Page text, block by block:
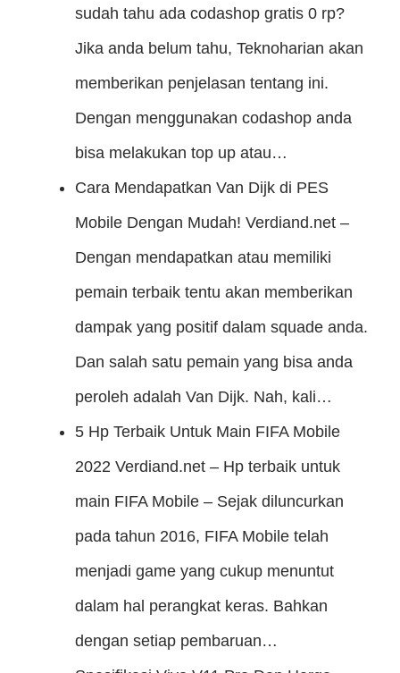
sudah tahu ada codashop gratis 0 rp?
Jika anda belum tahu, Teknoharian akan
memberikan penjelasan tentang ini.
Dengan menggunakan codashop anda
bisa melakukan top up atau…
Cara Mendapatkan Van Dijk di PES
Mobile Dengan Mudah! Verdiand.net –
Dengan mendapatkan atau memiliki
pemain terbaik tentu akan memberikan
dampak yang positif dalam squade anda.
Dan salah satu pemain yang bisa anda
peroleh adalah Van Dijk. Nah, kali…
5 Hp Terbaik Untuk Main FIFA Mobile
2022 Verdiand.net – Hp terbaik untuk
main FIFA Mobile – Sejak diluncurkan
pada tahun 2016, FIFA Mobile telah
menjadi game yang cukup menuntut
dalam hal perangkat keras. Bahkan
dengan setiap pembaruan…